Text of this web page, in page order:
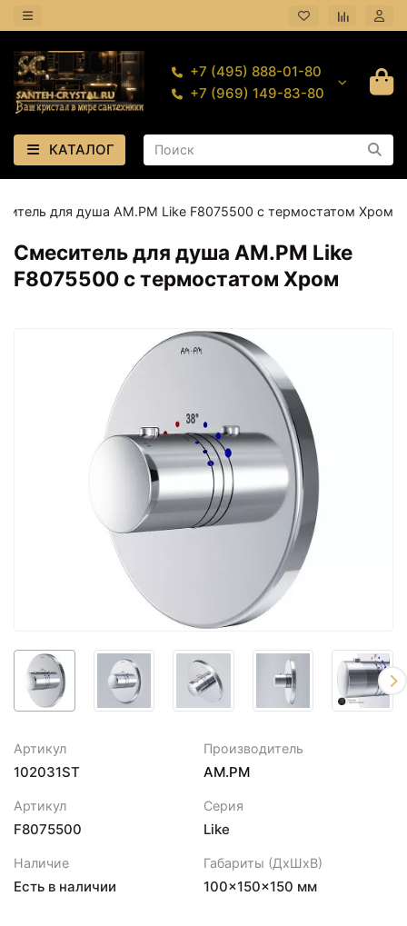
+7 (495) 888-01-80
+7 (969) 149-83-80
КАТАЛОГ
для душа AM.PM Like F8075500 с термостатом Хром
Смеситель для душа AM.PM Like
F8075500 с термостатом Хром
Артикул
102031ST
Производитель
AM.PM
Артикул
F8075500
Серия
Like
Наличие
Есть в наличии
Габариты (ДхШхВ)
100×150×150 мм